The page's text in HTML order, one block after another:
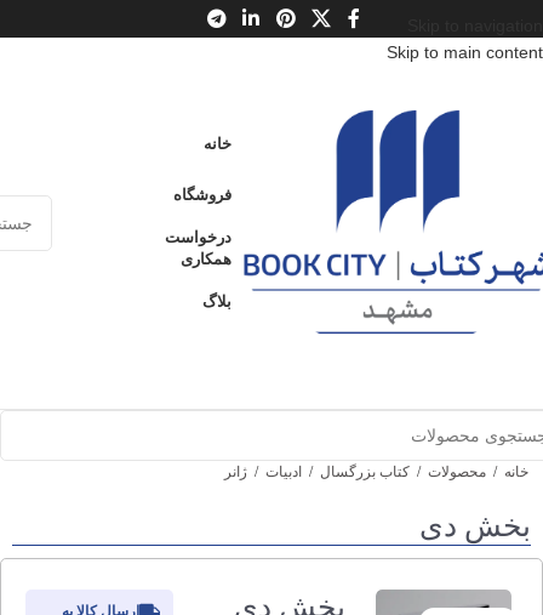
Skip to main content
خانه
فروشگاه
درخواست
همکاری
بلاگ
خانه / محصولات / کتاب بزرگسال / ادبیات / ژانر
بخش دی
بخش دی